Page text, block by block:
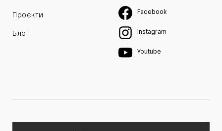
Проєкти
Блог
Facebook
Instagram
Youtube